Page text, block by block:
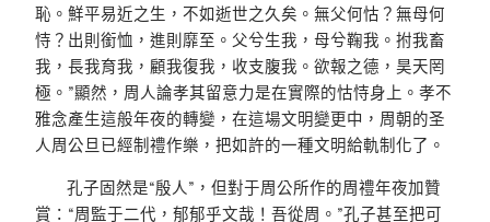
恥。鮮平易近之生，不如逝世之久矣。無父何怙？無母何
恃？出則銜恤，進則靡至。父兮生我，母兮鞠我。拊我畜
我，長我育我，顧我復我，收支腹我。欲報之德，昊天罔
極。”顯然，周人論孝其留意力是在實際的怙恃身上。孝不
雅念產生這般年夜的轉變，在這場文明變更中，周朝的圣
人周公旦已經制禮作樂，把如許的一種文明給軌制化了。
孔子固然是“殷人”，但對于周公所作的周禮年夜加贊
賞：“周監于二代，郁郁乎文哉！吾從周。”孔子甚至把可